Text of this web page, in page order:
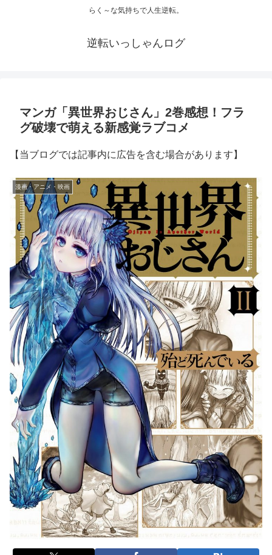
らく～な気持ちで人生逆転。
逆転いっしゃんログ
マンガ「異世界おじさん」2巻感想！フラ
グ破壊で萌える新感覚ラブコメ
【当ブログでは記事内に広告を含む場合があります】
漫画・アニメ・映画